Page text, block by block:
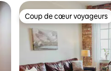
Coup de cœur voyageurs
Coup de cœur voyageurs